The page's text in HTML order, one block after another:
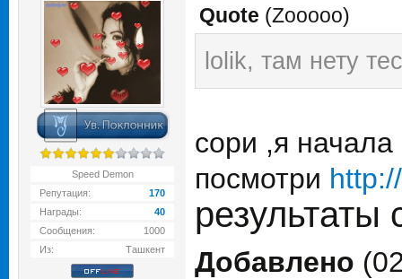
Speed Demon
Репутация:
170
Награды:
40
Сообщения:
1000
Из:
Ташкент
Quote (Zooooo)
lolik, там нету
сори ,я
посмотри
Добавлено